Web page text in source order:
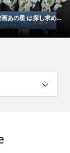
あの星 は探し求め...